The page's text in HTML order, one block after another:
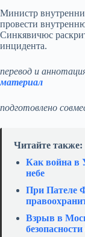
Министр
провести
Синкявичюс
инцидента.
перевод и
материал
подготовлено
Читайте также:
Как война в
небе
При Пателе
Взрыв в